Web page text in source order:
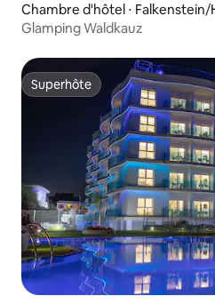
Chambre d'hôtel ⋅ Falkenstein/
Glamping Waldkauz
Superhôte
Superhôte